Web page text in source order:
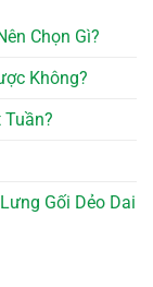
Chọn Gì?
Không?
Gối Dẻo Dai